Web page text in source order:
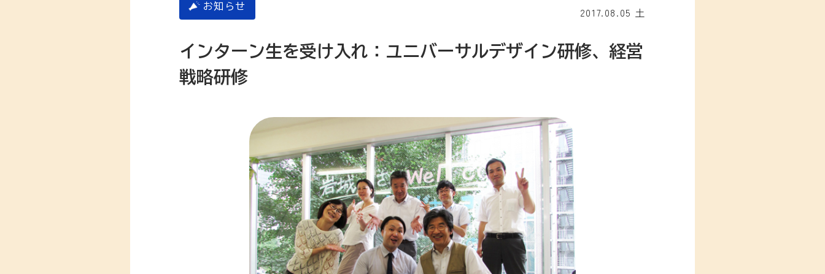
お知らせ 2017.08.05 土
インターン生を受け入れ：ユニバーサルデザイン研修、経営
戦略研修